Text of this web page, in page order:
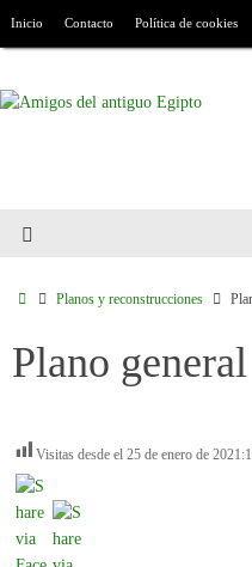
Inicio Contacto Política de cookies
Planos y reconstrucciones
Plano
Visitas desde el 25 de enero de 2021: